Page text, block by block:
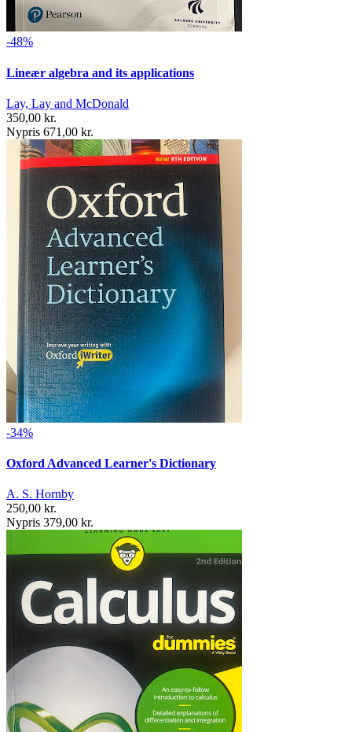
-48%
Lineær algebra and its applications
Lay, Lay and McDonald
350,00 kr.
Nypris 671,00 kr.
-34%
Oxford Advanced Learner's Dictionary
A. S. Hornby
250,00 kr.
Nypris 379,00 kr.